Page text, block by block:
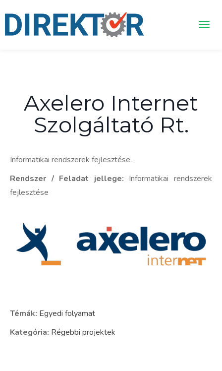
Axelero Internet
Szolgáltató Rt.
Informatikai rendszerek fejlesztése.
Rendszer / Feladat jellege: Informatikai rendszerek
fejlesztése
Témák: Egyedi folyamat
Kategória: Régebbi projektek